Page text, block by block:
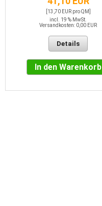
[13,70 EUR pro QM]
incl. 19 % MwSt.
Versandkosten: 0,00 EUR
Details
In den Warenkorb